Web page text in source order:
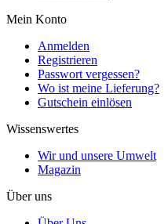
Mein Konto
Anmelden
Registrieren
Passwort vergessen?
Wo ist meine Lieferung?
Gutschein einlösen
Wissenswertes
Wir und unsere Umwelt
Magazin
Über uns